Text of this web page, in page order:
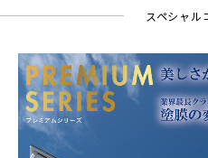
スペシャル